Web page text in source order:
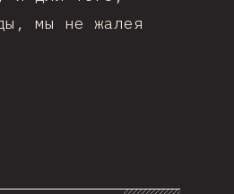
мы не жалея